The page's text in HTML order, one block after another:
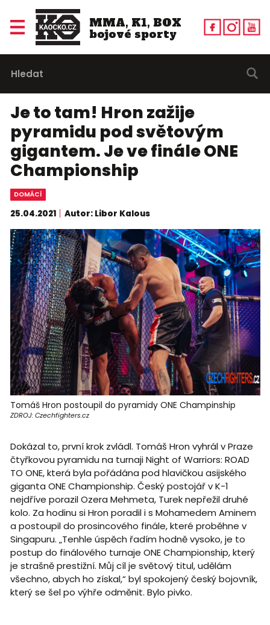
MMA, K1, BOX
bojové sporty
Je to tam! Hron zažije
pyramidu pod světovým
gigantem. Je ve finále ONE
Championship
DOMÁCÍ
25.04.2021 Autor: Libor Kalous
Tomáš Hron postoupil do pyramidy ONE Champinship
ZDROJ: Czechfighters.cz
Dokázal to, první krok zvládl. Tomáš Hron vyhrál v Praze
čtyřkovou pyramidu na turnaji Night of Warriors: ROAD
TO ONE, která byla pořádána pod hlavičkou asijského
giganta ONE Championship. Český postojář v K-1
nejdříve porazil Ozera Mehmeta, Turek nepřežil druhé
kolo. Za hodinu si Hron poradil i s Mohamedem Aminem
a postoupil do prosincového finále, které proběhne v
Singapuru. „Tenhle úspěch řadím hodně vysoko, je to
postup do finálového turnaje ONE Championship, který
je strašně prestižní. Můj cíl je světový titul, udělám
všechno, abych ho získal,“ byl spokojený český bojovník,
který se šel po výhře odměnit. Bylo pivko.